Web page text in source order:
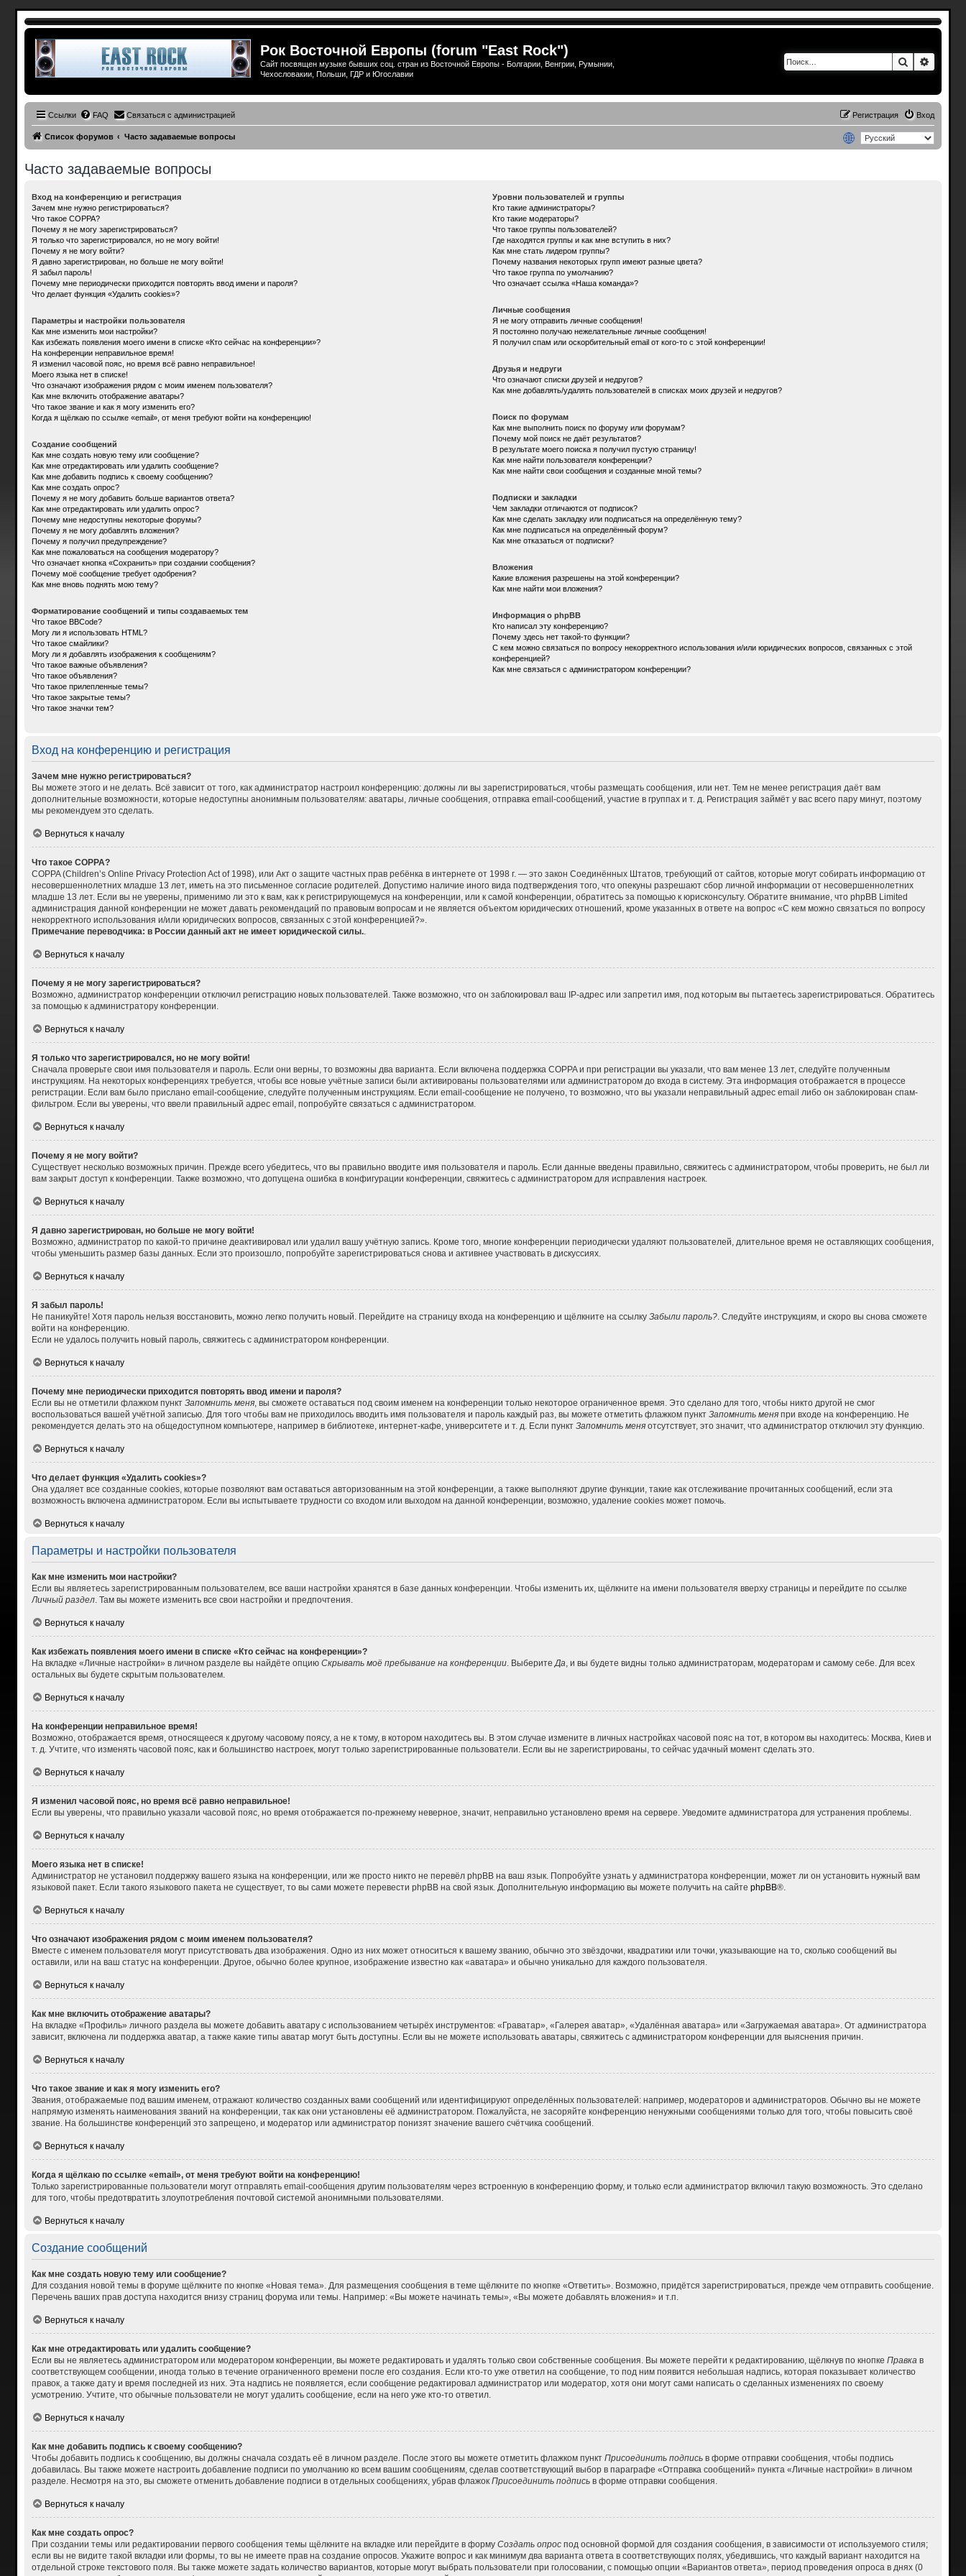
Рок Восточной Европы (forum "East Rock")
Сайт посвящен музыке бывших соц. стран из Восточной Европы - Болгарии, Венгрии, Румынии,
Чехословакии, Польши, ГДР и Югославии
Поиск
Ссылки FAQ Связаться с администрацией Вход
Регистрация
Список форумов Часто задаваемые вопросы
Часто задаваемые вопросы
Вход на конференцию и регистрация
Зачем мне нужно регистрироваться?
Что такое COPPA?
Почему я не могу зарегистрироваться?
Я только что зарегистрировался, но не могу войти!
Почему я не могу войти?
Я давно зарегистрирован, но больше не могу войти!
Я забыл пароль!
Почему мне периодически приходится повторять ввод имени и пароля?
Что делает функция «Удалить cookies»?
Параметры и настройки пользователя
Как мне изменить мои настройки?
Как избежать появления моего имени в списке «Кто сейчас на конференции»?
На конференции неправильное время!
Я изменил часовой пояс, но время всё равно неправильное!
Моего языка нет в списке!
Что означают изображения рядом с моим именем пользователя?
Как мне включить отображение аватары?
Что такое звание и как я могу изменить его?
Когда я щёлкаю по ссылке «email», от меня требуют войти на конференцию!
Создание сообщений
Как мне создать новую тему или сообщение?
Как мне отредактировать или удалить сообщение?
Как мне добавить подпись к своему сообщению?
Как мне создать опрос?
Почему я не могу добавить больше вариантов ответа?
Как мне отредактировать или удалить опрос?
Почему мне недоступны некоторые форумы?
Почему я не могу добавлять вложения?
Почему я получил предупреждение?
Как мне пожаловаться на сообщения модератору?
Что означает кнопка «Сохранить» при создании сообщения?
Почему моё сообщение требует одобрения?
Как мне вновь поднять мою тему?
Форматирование сообщений и типы создаваемых тем
Что такое BBCode?
Могу ли я использовать HTML?
Что такое смайлики?
Могу ли я добавлять изображения к сообщениям?
Что такое важные объявления?
Что такое объявления?
Что такое прилепленные темы?
Что такое закрытые темы?
Что такое значки тем?
Уровни пользователей и группы
Кто такие администраторы?
Кто такие модераторы?
Что такое группы пользователей?
Где находятся группы и как мне вступить в них?
Как мне стать лидером группы?
Почему названия некоторых групп имеют разные цвета?
Что такое группа по умолчанию?
Что означает ссылка «Наша команда»?
Личные сообщения
Я не могу отправить личные сообщения!
Я постоянно получаю нежелательные личные сообщения!
Я получил спам или оскорбительный email от кого-то с этой конференции!
Друзья и недруги
Что означают списки друзей и недругов?
Как мне добавлять/удалять пользователей в списках моих друзей и недругов?
Поиск по форумам
Как мне выполнить поиск по форуму или форумам?
Почему мой поиск не даёт результатов?
В результате моего поиска я получил пустую страницу!
Как мне найти пользователя конференции?
Как мне найти свои сообщения и созданные мной темы?
Подписки и закладки
Чем закладки отличаются от подписок?
Как мне сделать закладку или подписаться на определённую тему?
Как мне подписаться на определённый форум?
Как мне отказаться от подписки?
Вложения
Какие вложения разрешены на этой конференции?
Как мне найти мои вложения?
Информация о phpBB
Кто написал эту конференцию?
Почему здесь нет такой-то функции?
С кем можно связаться по вопросу некорректного использования и/или юридических вопросов, связанных с этой
конференцией?
Как мне связаться с администратором конференции?
Вход на конференцию и регистрация
Зачем мне нужно регистрироваться?
Вы можете этого и не делать. Всё зависит от того, как администратор настроил конференцию: должны ли вы зарегистрироваться, чтобы размещать сообщения, или нет. Тем не менее регистрация даёт вам
дополнительные возможности, которые недоступны анонимным пользователям: аватары, личные сообщения, отправка email-сообщений, участие в группах и т. д. Регистрация займёт у вас всего пару минут, поэтому
мы рекомендуем это сделать.
Вернуться к началу
Что такое COPPA?
COPPA (Children’s Online Privacy Protection Act of 1998), или Акт о защите частных прав ребёнка в интернете от 1998 г. — это закон Соединённых Штатов, требующий от сайтов, которые могут собирать информацию от
несовершеннолетних младше 13 лет, иметь на это письменное согласие родителей. Допустимо наличие иного вида подтверждения того, что опекуны разрешают сбор личной информации от несовершеннолетних
младше 13 лет. Если вы не уверены, применимо ли это к вам, как к регистрирующемуся на конференции, или к самой конференции, обратитесь за помощью к юрисконсульту. Обратите внимание, что phpBB Limited
администрация данной конференции не может давать рекомендаций по правовым вопросам и не является объектом юридических отношений, кроме указанных в ответе на вопрос «С кем можно связаться по вопросу
некорректного использования и/или юридических вопросов, связанных с этой конференцией?».
Примечание переводчика: в России данный акт не имеет юридической силы..
Вернуться к началу
Почему я не могу зарегистрироваться?
Возможно, администратор конференции отключил регистрацию новых пользователей. Также возможно, что он заблокировал ваш IP-адрес или запретил имя, под которым вы пытаетесь зарегистрироваться. Обратитесь
за помощью к администратору конференции.
Вернуться к началу
Я только что зарегистрировался, но не могу войти!
Сначала проверьте свои имя пользователя и пароль. Если они верны, то возможны два варианта. Если включена поддержка COPPA и при регистрации вы указали, что вам менее 13 лет, следуйте полученным
инструкциям. На некоторых конференциях требуется, чтобы все новые учётные записи были активированы пользователями или администратором до входа в систему. Эта информация отображается в процессе
регистрации. Если вам было прислано email-сообщение, следуйте полученным инструкциям. Если email-сообщение не получено, то возможно, что вы указали неправильный адрес email либо он заблокирован спам-
фильтром. Если вы уверены, что ввели правильный адрес email, попробуйте связаться с администратором.
Вернуться к началу
Почему я не могу войти?
Существует несколько возможных причин. Прежде всего убедитесь, что вы правильно вводите имя пользователя и пароль. Если данные введены правильно, свяжитесь с администратором, чтобы проверить, не был ли
вам закрыт доступ к конференции. Также возможно, что допущена ошибка в конфигурации конференции, свяжитесь с администратором для исправления настроек.
Вернуться к началу
Я давно зарегистрирован, но больше не могу войти!
Возможно, администратор по какой-то причине деактивировал или удалил вашу учётную запись. Кроме того, многие конференции периодически удаляют пользователей, длительное время не оставляющих сообщения,
чтобы уменьшить размер базы данных. Если это произошло, попробуйте зарегистрироваться снова и активнее участвовать в дискуссиях.
Вернуться к началу
Я забыл пароль!
Не паникуйте! Хотя пароль нельзя восстановить, можно легко получить новый. Перейдите на страницу входа на конференцию и щёлкните на ссылку Забыли пароль?. Следуйте инструкциям, и скоро вы снова сможете
войти на конференцию.
Если не удалось получить новый пароль, свяжитесь с администратором конференции.
Вернуться к началу
Почему мне периодически приходится повторять ввод имени и пароля?
Если вы не отметили флажком пункт Запомнить меня, вы сможете оставаться под своим именем на конференции только некоторое ограниченное время. Это сделано для того, чтобы никто другой не смог
воспользоваться вашей учётной записью. Для того чтобы вам не приходилось вводить имя пользователя и пароль каждый раз, вы можете отметить флажком пункт Запомнить меняпри входе на конференцию. Не
рекомендуется делать это на общедоступном компьютере, например в библиотеке, интернет-кафе, университете и т. д. Если пункт Запомнить меняотсутствует, это значит, что администратор отключил эту функцию.
Вернуться к началу
Что делает функция «Удалить cookies»?
Она удаляет все созданные cookies, которые позволяют вам оставаться авторизованным на этой конференции, а также выполняют другие функции, такие как отслеживание прочитанных сообщений, если эта
возможность включена администратором. Если вы испытываете трудности со входом или выходом на данной конференции, возможно, удаление cookies может помочь.
Вернуться к началу
Параметры и настройки пользователя
Как мне изменить мои настройки?
Если вы являетесь зарегистрированным пользователем, все ваши настройки хранятся в базе данных конференции. Чтобы изменить их, щёлкните на имени пользователя вверху страницы и перейдите по ссылке
Личный раздел. Там вы можете изменить все свои настройки и предпочтения.
Вернуться к началу
Как избежать появления моего имени в списке «Кто сейчас на конференции»?
На вкладке «Личные настройки» в личном разделе вы найдёте опцию Скрывать моё пребывание на конференции. Выберите Да , и вы будете видны только администраторам, модераторам и самому себе. Для всех
остальных вы будете скрытым пользователем.
Вернуться к началу
На конференции неправильное время!
Возможно, отображается время, относящееся к другому часовому поясу, а не к тому, в котором находитесь вы. В этом случае измените в личных настройках часовой пояс на тот, в котором вы находитесь: Москва, Киев и
т. д. Учтите, что изменять часовой пояс, как и большинство настроек, могут только зарегистрированные пользователи. Если вы не зарегистрированы, то сейчас удачный момент сделать это.
Вернуться к началу
Я изменил часовой пояс, но время всё равно неправильное!
Если вы уверены, что правильно указали часовой пояс, но время отображается по-прежнему неверное, значит, неправильно установлено время на сервере. Уведомите администратора для устранения проблемы.
Вернуться к началу
Моего языка нет в списке!
Администратор не установил поддержку вашего языка на конференции, или же просто никто не перевёл phpBB на ваш язык. Попробуйте узнать у администратора конференции, может ли он установить нужный вам
языковой пакет. Если такого языкового пакета не существует, то вы сами можете перевести phpBB на свой язык. Дополнительную информацию вы можете получить на сайте phpBB®.
Вернуться к началу
Что означают изображения рядом с моим именем пользователя?
Вместе с именем пользователя могут присутствовать два изображения. Одно из них может относиться к вашему званию, обычно это звёздочки, квадратики или точки, указывающие на то, сколько сообщений вы
оставили, или на ваш статус на конференции. Другое, обычно более крупное, изображение известно как «аватара» и обычно уникально для каждого пользователя.
Вернуться к началу
Как мне включить отображение аватары?
На вкладке «Профиль» личного раздела вы можете добавить аватару с использованием четырёх инструментов: «Граватар», «Галерея аватар», «Удалённая аватара» или «Загружаемая аватара». От администратора
зависит, включена ли поддержка аватар, а также какие типы аватар могут быть доступны. Если вы не можете использовать аватары, свяжитесь с администратором конференции для выяснения причин.
Вернуться к началу
Что такое звание и как я могу изменить его?
Звания, отображаемые под вашим именем, отражают количество созданных вами сообщений или идентифицируют определённых пользователей: например, модераторов и администраторов. Обычно вы не можете
напрямую изменять наименования званий на конференции, так как они установлены её администратором. Пожалуйста, не засоряйте конференцию ненужными сообщениями только для того, чтобы повысить своё
звание. На большинстве конференций это запрещено, и модератор или администратор понизят значение вашего счётчика сообщений.
Вернуться к началу
Когда я щёлкаю по ссылке «email», от меня требуют войти на конференцию!
Только зарегистрированные пользователи могут отправлять email-сообщения другим пользователям через встроенную в конференцию форму, и только если администратор включил такую возможность. Это сделано
для того, чтобы предотвратить злоупотребления почтовой системой анонимными пользователями.
Вернуться к началу
Создание сообщений
Как мне создать новую тему или сообщение?
Для создания новой темы в форуме щёлкните по кнопке «Новая тема». Для размещения сообщения в теме щёлкните по кнопке «Ответить». Возможно, придётся зарегистрироваться, прежде чем отправить сообщение.
Перечень ваших прав доступа находится внизу страниц форума или темы. Например: «Вы можете начинать темы», «Вы можете добавлять вложения» и т.п.
Вернуться к началу
Как мне отредактировать или удалить сообщение?
Если вы не являетесь администратором или модератором конференции, вы можете редактировать и удалять только свои собственные сообщения. Вы можете перейти к редактированию, щёлкнув по кнопке Правка в
соответствующем сообщении, иногда только в течение ограниченного времени после его создания. Если кто-то уже ответил на сообщение, то под ним появится небольшая надпись, которая показывает количество
правок, а также дату и время последней из них. Эта надпись не появляется, если сообщение редактировал администратор или модератор, хотя они могут сами написать о сделанных изменениях по своему
усмотрению. Учтите, что обычные пользователи не могут удалить сообщение, если на него уже кто-то ответил.
Вернуться к началу
Как мне добавить подпись к своему сообщению?
Чтобы добавить подпись к сообщению, вы должны сначала создать её в личном разделе. После этого вы можете отметить флажком пункт Присоединить подписьв форме отправки сообщения, чтобы подпись
добавилась. Вы также можете настроить добавление подписи по умолчанию ко всем вашим сообщениям, сделав соответствующий выбор в параграфе «Отправка сообщений» пункта «Личные настройки» в личном
разделе. Несмотря на это, вы сможете отменить добавление подписи в отдельных сообщениях, убрав флажок Присоединить подписьв форме отправки сообщения.
Вернуться к началу
Как мне создать опрос?
При создании темы или редактировании первого сообщения темы щёлкните на вкладке или перейдите в форму Создать опроспод основной формой для создания сообщения, в зависимости от используемого стиля;
если вы не видите такой вкладки или формы, то вы не имеете прав на создание опросов. Укажите вопрос и как минимум два варианта ответа в соответствующих полях, убедившись, что каждый вариант находится на
отдельной строке текстового поля. Вы также можете задать количество вариантов, которые могут выбрать пользователи при голосовании, с помощью опции «Вариантов ответа», период проведения опроса в днях (0